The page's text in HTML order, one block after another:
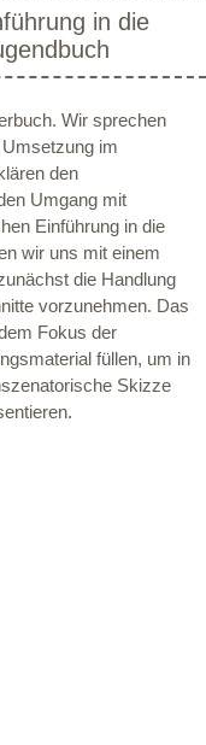
in die
Wir sprechen
im
den
Umgang mit
Einführung in die
wir uns mit einem
die Handlung
vorzunehmen. Das
Fokus der
füllen, um in
Skizze